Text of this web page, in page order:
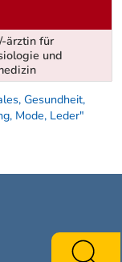
ärztin für
und
Gesundheit,
Mode, Leder"